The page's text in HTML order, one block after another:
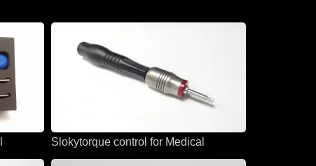
Slokytorque control for Medical